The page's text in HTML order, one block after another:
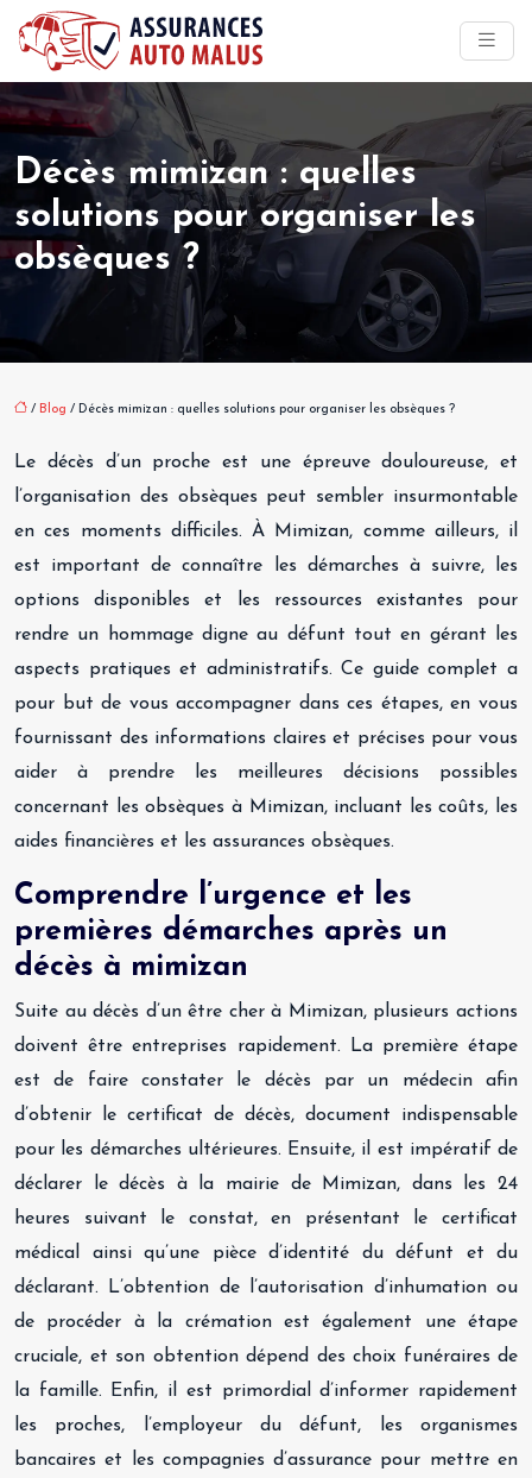
Décès mimizan : quelles
solutions pour organiser les
obsèques ?
/ Blog / Décès mimizan : quelles solutions pour organiser les obsèques ?
Le décès d’un proche est une épreuve douloureuse, et
l’organisation des obsèques peut sembler insurmontable
en ces moments difficiles. À Mimizan, comme ailleurs, il
est important de connaître les démarches à suivre, les
options disponibles et les ressources existantes pour
rendre un hommage digne au défunt tout en gérant les
aspects pratiques et administratifs. Ce guide complet a
pour but de vous accompagner dans ces étapes, en vous
fournissant des informations claires et précises pour vous
aider à prendre les meilleures décisions possibles
concernant les obsèques à Mimizan, incluant les coûts, les
aides financières et les assurances obsèques.
Comprendre l’urgence et les
premières démarches après un
décès à mimizan
Suite au décès d’un être cher à Mimizan, plusieurs actions
doivent être entreprises rapidement. La première étape
est de faire constater le décès par un médecin afin
d’obtenir le certificat de décès, document indispensable
pour les démarches ultérieures. Ensuite, il est impératif de
déclarer le décès à la mairie de Mimizan, dans les 24
heures suivant le constat, en présentant le certificat
médical ainsi qu’une pièce d’identité du défunt et du
déclarant. L’obtention de l’autorisation d’inhumation ou
de procéder à la crémation est également une étape
cruciale, et son obtention dépend des choix funéraires de
la famille. Enfin, il est primordial d’informer rapidement
les proches, l’employeur du défunt, les organismes
bancaires et les compagnies d’assurance pour mettre en